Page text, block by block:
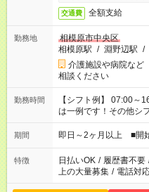
交通費 全額支給
勤務地
相模原市中央区
相模原駅 / 淵野辺駅 /
介護施設や病院な
相談ください
勤務時間
【シフト例】 07:00～
は一例です！その他シ
期間 即日～2ヶ月以上 ■開
特徴 日払いOK / 履歴書不要
上の大量募集 / 電話対